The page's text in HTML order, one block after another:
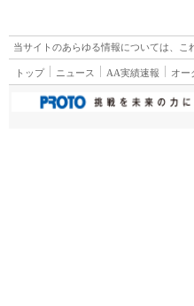
当サイトのあらゆる情報については、
トップ ニュース AA実績速報 オー